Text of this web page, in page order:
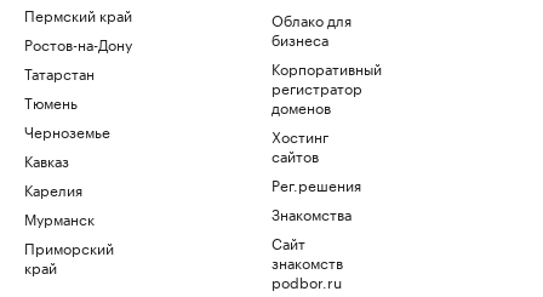
Пермский край
Ростов-на-Дону
Татарстан
Тюмень
Черноземье
Кавказ
Карелия
Мурманск
Приморский
край
Облако для
бизнеса
Корпоративный
регистратор
доменов
Хостинг
сайтов
Рег.решения
Знакомства
Сайт
знакомств
podbor.ru